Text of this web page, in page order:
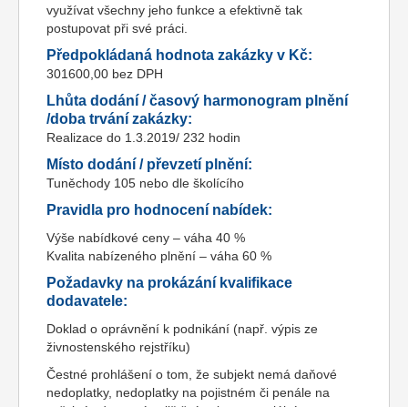
využívat všechny jeho funkce a efektivně tak
postupovat při své práci.
Předpokládaná hodnota zakázky v Kč:
301600,00 bez DPH
Lhůta dodání / časový harmonogram plnění
/doba trvání zakázky:
Realizace do 1.3.2019/ 232 hodin
Místo dodání / převzetí plnění:
Tuněchody 105 nebo dle školícího
Pravidla pro hodnocení nabídek:
Výše nabídkové ceny – váha 40 %
Kvalita nabízeného plnění – váha 60 %
Požadavky na prokázání kvalifikace
dodavatele:
Doklad o oprávnění k podnikání (např. výpis ze
živnostenského rejstříku)
Čestné prohlášení o tom, že subjekt nemá daňové
nedoplatky, nedoplatky na pojistném či penále na